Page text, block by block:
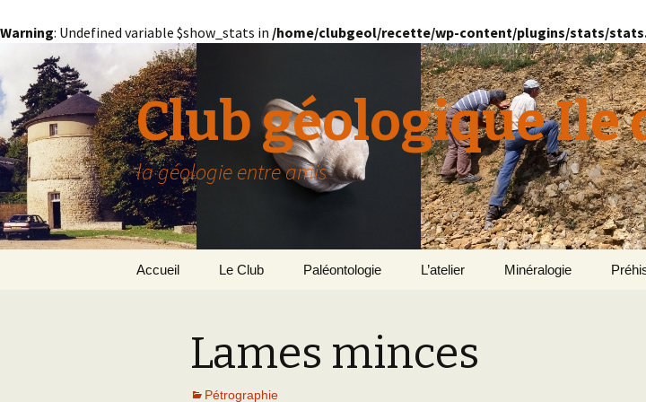
Warning: Undefined variable $show_stats in /home/clubgeol/recette/wp-content/plugins/stats/
Club géologique Ile
la géologie entre amis
Accueil Le Club
Paris
Grignon
Paléontologie
Le Bassin Parisien
L’atelier Minéralogie
Lames minces
Pétrographie